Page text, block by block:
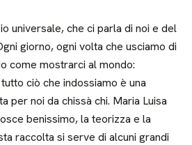
universale, che ci parla di noi e del
giorno, ogni volta che usciamo di
come mostrarci al mondo:
ciò che indossiamo è una
per noi da chissà chi. Maria Luisa
benissimo, la teorizza e la
raccolta si serve di alcuni grandi